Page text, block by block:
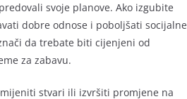
svoje planove. Ako izgubite
dobre odnose i poboljšati socijalne
da trebate biti cijenjeni od
za zabavu.
stvari ili izvršiti promjene na